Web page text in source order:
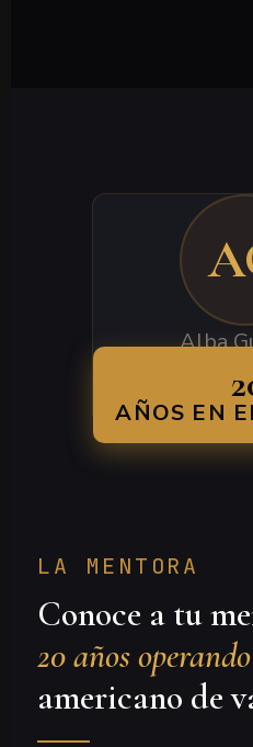
Alba
Trader
AÑOS EN
LA MENTORA
Conoce a tu
20 años operando
americano de